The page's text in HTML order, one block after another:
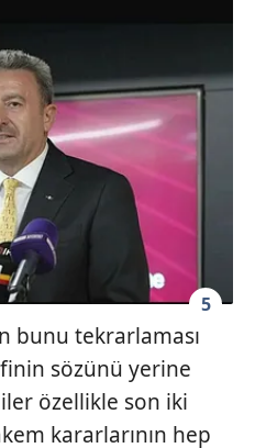
5
bunu tekrarlaması
sözünü yerine
özellikle son iki
kararlarının hep